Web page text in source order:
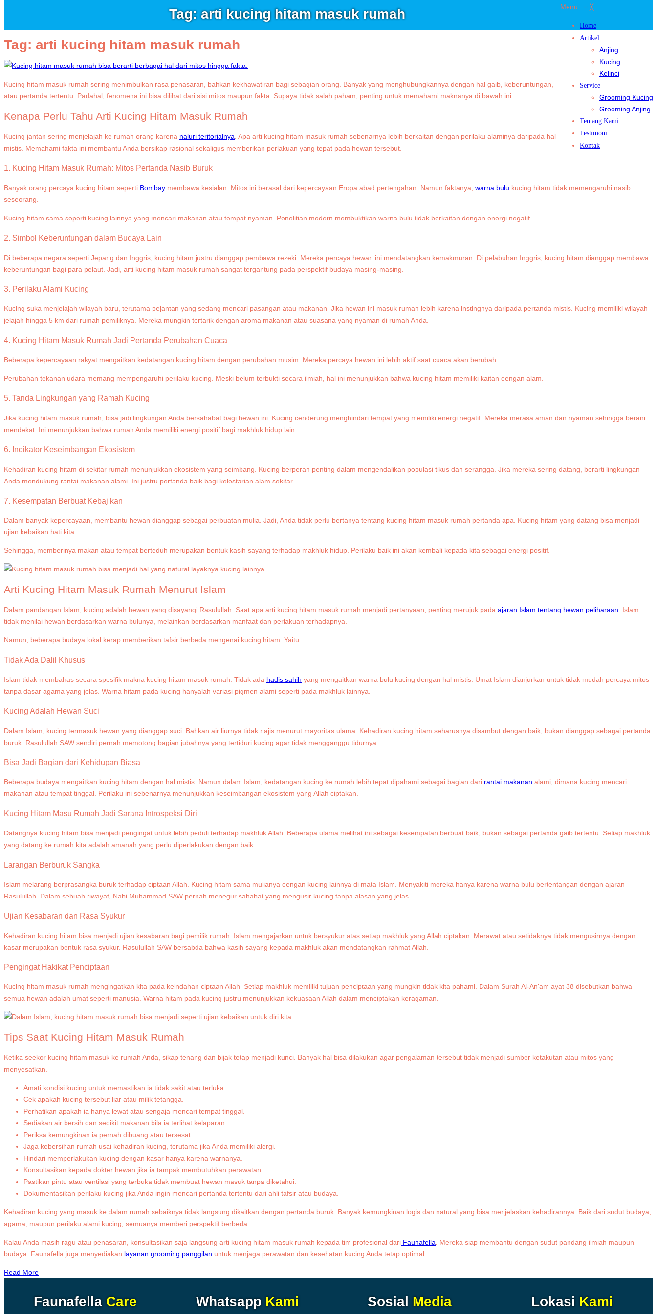
Menu ≡ ╳
Home
Artikel
Anjing
Kucing
Kelinci
Service
Grooming Kucing
Grooming Anjing
Tentang Kami
Testimoni
Kontak
Tag: arti kucing hitam masuk rumah
Tag: arti kucing hitam masuk rumah
Kucing hitam masuk rumah sering menimbulkan rasa penasaran, bahkan kekhawatiran bagi sebagian orang. Banyak yang menghubungkannya dengan hal gaib, keberuntungan,
atau pertanda tertentu. Padahal, fenomena ini bisa dilihat dari sisi mitos maupun fakta. Supaya tidak salah paham, penting untuk memahami maknanya di bawah ini.
Kenapa Perlu Tahu Arti Kucing Hitam Masuk Rumah
Kucing jantan sering menjelajah ke rumah orang karena naluri teritorialnya . Apa arti kucing hitam masuk rumah sebenarnya lebih berkaitan dengan perilaku alaminya daripada hal
mistis. Memahami fakta ini membantu Anda bersikap rasional sekaligus memberikan perlakuan yang tepat pada hewan tersebut.
1. Kucing Hitam Masuk Rumah: Mitos Pertanda Nasib Buruk
Banyak orang percaya kucing hitam seperti Bombay membawa kesialan. Mitos ini berasal dari kepercayaan Eropa abad pertengahan. Namun faktanya, warna bulu kucing hitam tidak memengaruhi nasib
seseorang.
Kucing hitam sama seperti kucing lainnya yang mencari makanan atau tempat nyaman. Penelitian modern membuktikan warna bulu tidak berkaitan dengan energi negatif.
2. Simbol Keberuntungan dalam Budaya Lain
Di beberapa negara seperti Jepang dan Inggris, kucing hitam justru dianggap pembawa rezeki. Mereka percaya hewan ini mendatangkan kemakmuran. Di pelabuhan Inggris, kucing hitam dianggap membawa
keberuntungan bagi para pelaut. Jadi, arti kucing hitam masuk rumah sangat tergantung pada perspektif budaya masing-masing.
3. Perilaku Alami Kucing
Kucing suka menjelajah wilayah baru, terutama pejantan yang sedang mencari pasangan atau makanan. Jika hewan ini masuk rumah lebih karena instingnya daripada pertanda mistis. Kucing memiliki wilayah
jelajah hingga 5 km dari rumah pemiliknya. Mereka mungkin tertarik dengan aroma makanan atau suasana yang nyaman di rumah Anda.
4. Kucing Hitam Masuk Rumah Jadi Pertanda Perubahan Cuaca
Beberapa kepercayaan rakyat mengaitkan kedatangan kucing hitam dengan perubahan musim. Mereka percaya hewan ini lebih aktif saat cuaca akan berubah.
Perubahan tekanan udara memang mempengaruhi perilaku kucing. Meski belum terbukti secara ilmiah, hal ini menunjukkan bahwa kucing hitam memiliki kaitan dengan alam.
5. Tanda Lingkungan yang Ramah Kucing
Jika kucing hitam masuk rumah, bisa jadi lingkungan Anda bersahabat bagi hewan ini. Kucing cenderung menghindari tempat yang memiliki energi negatif. Mereka merasa aman dan nyaman sehingga berani
mendekat. Ini menunjukkan bahwa rumah Anda memiliki energi positif bagi makhluk hidup lain.
6. Indikator Keseimbangan Ekosistem
Kehadiran kucing hitam di sekitar rumah menunjukkan ekosistem yang seimbang. Kucing berperan penting dalam mengendalikan populasi tikus dan serangga. Jika mereka sering datang, berarti lingkungan
Anda mendukung rantai makanan alami. Ini justru pertanda baik bagi kelestarian alam sekitar.
7. Kesempatan Berbuat Kebajikan
Dalam banyak kepercayaan, membantu hewan dianggap sebagai perbuatan mulia. Jadi, Anda tidak perlu bertanya tentang kucing hitam masuk rumah pertanda apa. Kucing hitam yang datang bisa menjadi
ujian kebaikan hati kita.
Sehingga, memberinya makan atau tempat berteduh merupakan bentuk kasih sayang terhadap makhluk hidup. Perilaku baik ini akan kembali kepada kita sebagai energi positif.
Arti Kucing Hitam Masuk Rumah Menurut Islam
Dalam pandangan Islam, kucing adalah hewan yang disayangi Rasulullah. Saat apa arti kucing hitam masuk rumah menjadi pertanyaan, penting merujuk pada ajaran Islam tentang hewan peliharaan . Islam
tidak menilai hewan berdasarkan warna bulunya, melainkan berdasarkan manfaat dan perlakuan terhadapnya.
Namun, beberapa budaya lokal kerap memberikan tafsir berbeda mengenai kucing hitam. Yaitu:
Tidak Ada Dalil Khusus
Islam tidak membahas secara spesifik makna kucing hitam masuk rumah. Tidak ada hadis sahih yang mengaitkan warna bulu kucing dengan hal mistis. Umat Islam dianjurkan untuk tidak mudah percaya mitos
tanpa dasar agama yang jelas. Warna hitam pada kucing hanyalah variasi pigmen alami seperti pada makhluk lainnya.
Kucing Adalah Hewan Suci
Dalam Islam, kucing termasuk hewan yang dianggap suci. Bahkan air liurnya tidak najis menurut mayoritas ulama. Kehadiran kucing hitam seharusnya disambut dengan baik, bukan dianggap sebagai pertanda
buruk. Rasulullah SAW sendiri pernah memotong bagian jubahnya yang tertiduri kucing agar tidak mengganggu tidurnya.
Bisa Jadi Bagian dari Kehidupan Biasa
Beberapa budaya mengaitkan kucing hitam dengan hal mistis. Namun dalam Islam, kedatangan kucing ke rumah lebih tepat dipahami sebagai bagian dari rantai makanan alami, dimana kucing mencari
makanan atau tempat tinggal. Perilaku ini sebenarnya menunjukkan keseimbangan ekosistem yang Allah ciptakan.
Kucing Hitam Masu Rumah Jadi Sarana Introspeksi Diri
Datangnya kucing hitam bisa menjadi pengingat untuk lebih peduli terhadap makhluk Allah. Beberapa ulama melihat ini sebagai kesempatan berbuat baik, bukan sebagai pertanda gaib tertentu. Setiap makhluk
yang datang ke rumah kita adalah amanah yang perlu diperlakukan dengan baik.
Larangan Berburuk Sangka
Islam melarang berprasangka buruk terhadap ciptaan Allah. Kucing hitam sama mulianya dengan kucing lainnya di mata Islam. Menyakiti mereka hanya karena warna bulu bertentangan dengan ajaran
Rasulullah. Dalam sebuah riwayat, Nabi Muhammad SAW pernah menegur sahabat yang mengusir kucing tanpa alasan yang jelas.
Ujian Kesabaran dan Rasa Syukur
Kehadiran kucing hitam bisa menjadi ujian kesabaran bagi pemilik rumah. Islam mengajarkan untuk bersyukur atas setiap makhluk yang Allah ciptakan. Merawat atau setidaknya tidak mengusirnya dengan
kasar merupakan bentuk rasa syukur. Rasulullah SAW bersabda bahwa kasih sayang kepada makhluk akan mendatangkan rahmat Allah.
Pengingat Hakikat Penciptaan
Kucing hitam masuk rumah mengingatkan kita pada keindahan ciptaan Allah. Setiap makhluk memiliki tujuan penciptaan yang mungkin tidak kita pahami. Dalam Surah Al-An’am ayat 38 disebutkan bahwa
semua hewan adalah umat seperti manusia. Warna hitam pada kucing justru menunjukkan kekuasaan Allah dalam menciptakan keragaman.
Tips Saat Kucing Hitam Masuk Rumah
Ketika seekor kucing hitam masuk ke rumah Anda, sikap tenang dan bijak tetap menjadi kunci. Banyak hal bisa dilakukan agar pengalaman tersebut tidak menjadi sumber ketakutan atau mitos yang
menyesatkan.
Amati kondisi kucing untuk memastikan ia tidak sakit atau terluka.
Cek apakah kucing tersebut liar atau milik tetangga.
Perhatikan apakah ia hanya lewat atau sengaja mencari tempat tinggal.
Sediakan air bersih dan sedikit makanan bila ia terlihat kelaparan.
Periksa kemungkinan ia pernah dibuang atau tersesat.
Jaga kebersihan rumah usai kehadiran kucing, terutama jika Anda memiliki alergi.
Hindari memperlakukan kucing dengan kasar hanya karena warnanya.
Konsultasikan kepada dokter hewan jika ia tampak membutuhkan perawatan.
Pastikan pintu atau ventilasi yang terbuka tidak membuat hewan masuk tanpa diketahui.
Dokumentasikan perilaku kucing jika Anda ingin mencari pertanda tertentu dari ahli tafsir atau budaya.
Kehadiran kucing yang masuk ke dalam rumah sebaiknya tidak langsung dikaitkan dengan pertanda buruk. Banyak kemungkinan logis dan natural yang bisa menjelaskan kehadirannya. Baik dari sudut budaya,
agama, maupun perilaku alami kucing, semuanya memberi perspektif berbeda.
Kalau Anda masih ragu atau penasaran, konsultasikan saja langsung arti kucing hitam masuk rumah kepada tim profesional dari Faunafella. Mereka siap membantu dengan sudut pandang ilmiah maupun
budaya. Faunafella juga menyediakan layanan grooming panggilan untuk menjaga perawatan dan kesehatan kucing Anda tetap optimal.
Read More
FaunafellaCare WhatsappKami Sosial Media Lokasi Kami